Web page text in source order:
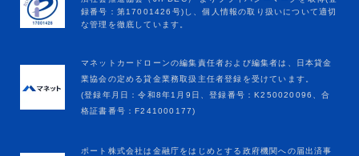
マネットカードローンの編集責任者および編集者は、日本貸金
業協会の定める貸金業務取扱主任者登録を受けています。
(登録年月日：令和8年1月9日、登録番号：K250020096、合
格証書番号：F241000177)
ポート株式会社は金融庁をはじめとする政府機関への届出済事